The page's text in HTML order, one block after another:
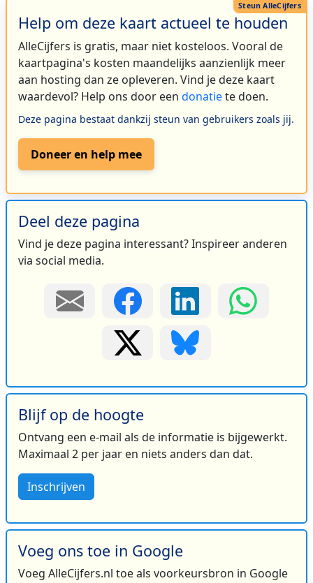
Help om deze kaart actueel te houden
AlleCijfers is gratis, maar niet kosteloos. Vooral de
kaartpagina's kosten maandelijks aanzienlijk meer
aan hosting dan ze opleveren. Vind je deze kaart
waardevol? Help ons door een donatiete doen.
Deze pagina bestaat dankzij steun van gebruikers zoals jij.
Doneer en help mee
Deel deze pagina
Vind je deze pagina interessant? Inspireer anderen
via social media.
Blijf op de hoogte
Ontvang een e-mail als de informatie is bijgewerkt.
Maximaal 2 per jaar en niets anders dan dat.
Inschrijven
Voeg ons toe in Google
Voeg AlleCijfers.nl toe als voorkeursbron in Google